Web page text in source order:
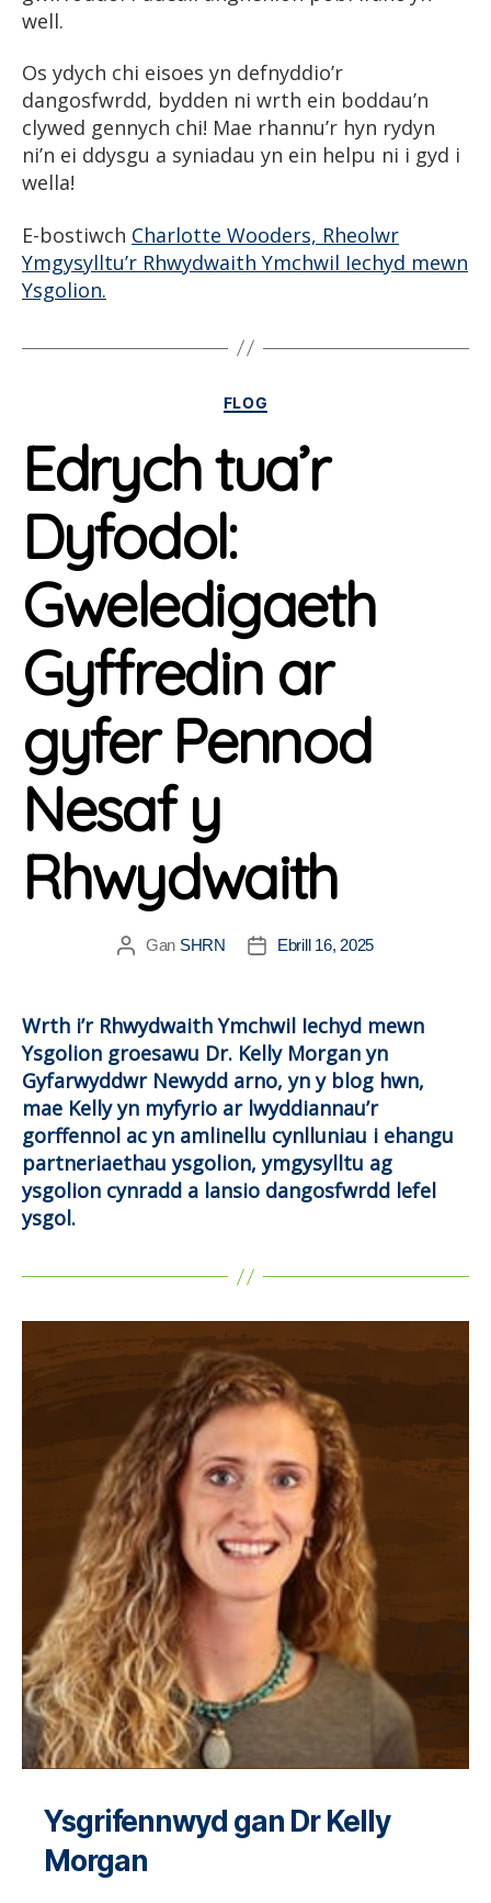
well.
Os ydych chi eisoes yn defnyddio’r
dangosfwrdd, bydden ni wrth ein boddau’n
clywed gennych chi! Mae rhannu’r hyn rydyn
ni’n ei ddysgu a syniadau yn ein helpu ni i gyd i
wella!
E-bostiwch Charlotte Wooders, Rheolwr
Ymgysylltu’r Rhwydwaith Ymchwil Iechyd mewn
Ysgolion.
Categorïau
FLOG
Edrych tua’r
Dyfodol:
Gweledigaeth
Gyffredin ar
gyfer Pennod
Nesaf y
Rhwydwaith
Awdur
Gan SHRN
Dyddiad
Ebrill 16, 2025
Wrth i’r Rhwydwaith Ymchwil Iechyd mewn
Ysgolion groesawu Dr. Kelly Morgan yn
Gyfarwyddwr Newydd arno, yn y blog hwn,
mae Kelly yn myfyrio ar lwyddiannau’r
gorffennol ac yn amlinellu cynlluniau i ehangu
partneriaethau ysgolion, ymgysylltu ag
ysgolion cynradd a lansio dangosfwrdd lefel
ysgol.
Ysgrifennwyd gan Dr Kelly
Morgan